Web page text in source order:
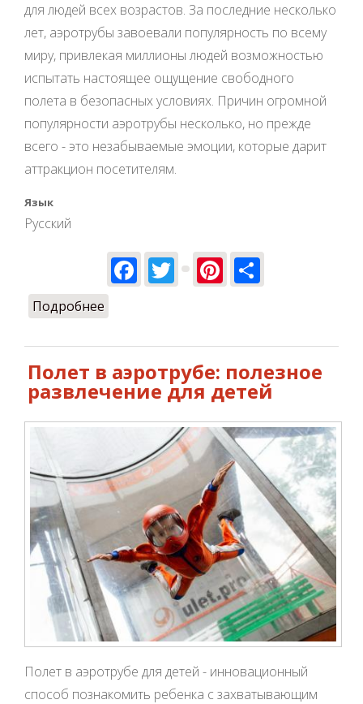
для людей всех возрастов. За последние несколько
лет, аэротрубы завоевали популярность по всему
миру, привлекая миллионы людей возможностью
испытать настоящее ощущение свободного
полета в безопасных условиях. Причин огромной
популярности аэротрубы несколько, но прежде
всего - это незабываемые эмоции, которые дарит
аттракцион посетителям.
Язык
Русский
Facebook
TwitterPinterest
Подробнее
Полет в аэротрубе: полезное
развлечение для детей
Полет в аэротрубе для детей - инновационный
способ познакомить ребенка с захватывающим